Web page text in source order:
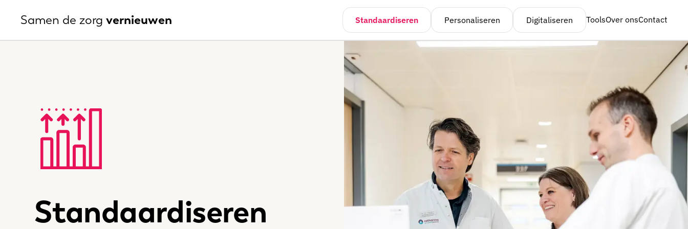
hoofdinhoud
Samen de zorg vernieuwen Standaardiseren Personaliseren Digitaliseren ToolsOver onsContact
Standaardiseren